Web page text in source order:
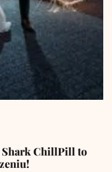
Shark ChillPill to